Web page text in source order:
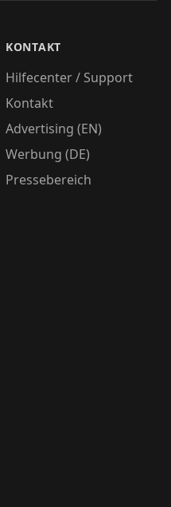
KONTAKT
Hilfecenter / Support
Kontakt
Advertising (EN)
Werbung (DE)
Pressebereich